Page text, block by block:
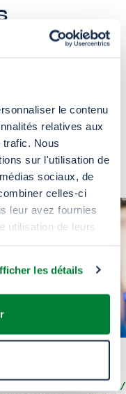
le contenu
relatives aux
Nous
sur l'utilisation de
sociaux, de
celles-ci
leur avez fournies
utilisation de leurs
les détails
produits
23/